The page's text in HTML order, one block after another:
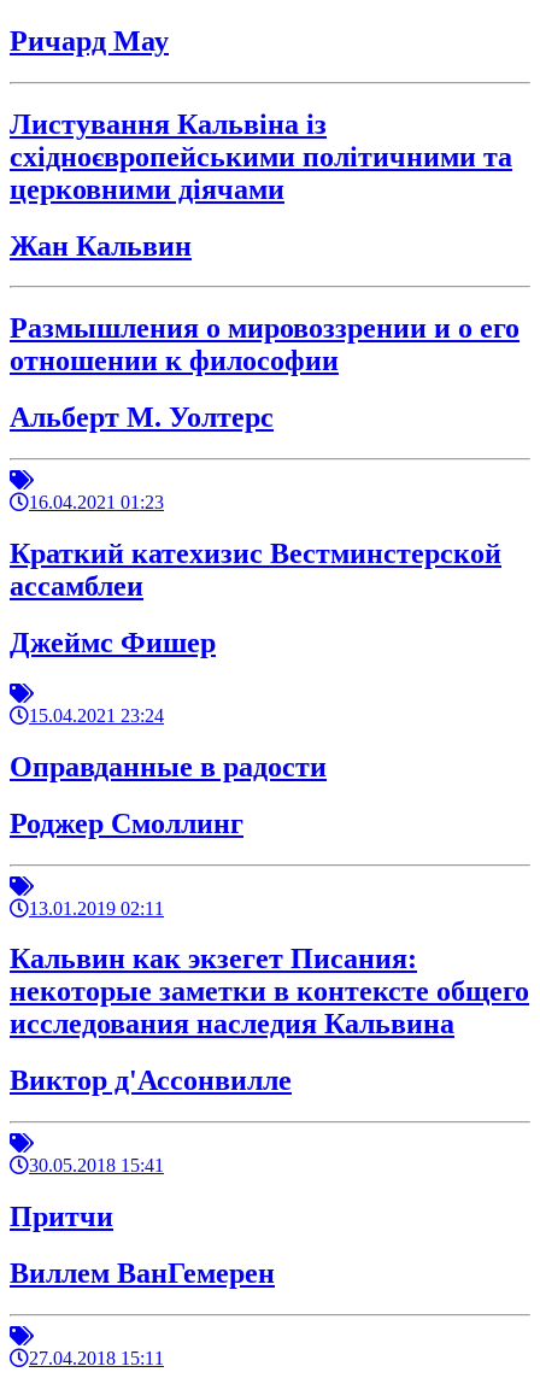
Ричард Мау
Листування Кальвіна із
східноєвропейськими політичними та
церковними діячами
Жан Кальвин
Размышления о мировоззрении и о его
отношении к философии
Альберт М. Уолтерс
16.04.2021 01:23
Краткий катехизис Вестминстерской
ассамблеи
Джеймс Фишер
15.04.2021 23:24
Оправданные в радости
Роджер Смоллинг
13.01.2019 02:11
Кальвин как экзегет Писания:
некоторые заметки в контексте общего
исследования наследия Кальвина
Виктор д'Ассонвилле
30.05.2018 15:41
Притчи
Виллем ВанГемерен
27.04.2018 15:11